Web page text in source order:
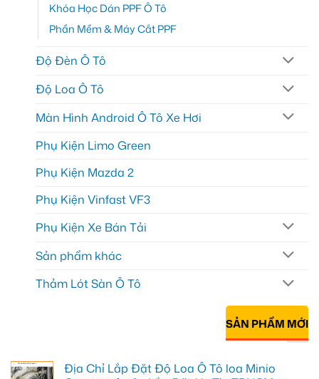
Khóa Học Dán PPF Ô Tô
Phần Mềm & Máy Cắt PPF
Độ Đèn Ô Tô
Độ Loa Ô Tô
Màn Hình Android Ô Tô Xe Hơi
Phụ Kiện Limo Green
Phụ Kiện Mazda 2
Phụ Kiện Vinfast VF3
Phụ Kiện Xe Bán Tải
Sản phẩm khác
Thảm Lót Sàn Ô Tô
SẢN PHẨM MỚI
Địa Chỉ Lắp Đặt Độ Loa Ô Tô loa Minio